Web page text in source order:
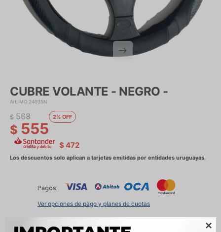

CUBRE VOLANTE - NEGRO -
MO.24035N
$ 555
$ 568 2
$ 472
Pagos:
Ver opciones de pago y planes de cuotas